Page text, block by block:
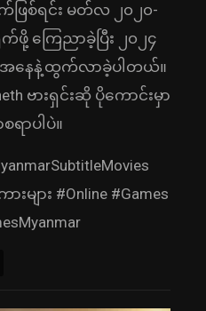
ဖြစ်ရင်း မတ်လ ၂၀၂၀-
ဖို့ ကြေညာခဲ့ပြီး ၂၀၂၄
အနေနဲ့ထွက်လာခဲ့ပါတယ်။
ဗားရှင်းဆို ပိုကောင်းမှာ
ရာပါပဲ။
များ #Online #Games